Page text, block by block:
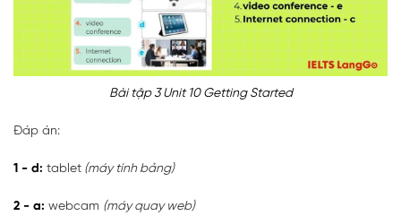
Bài tập 3 Unit 10 Getting Started
Đáp án:
1 - d: tablet (máy tính bảng)
2 - a: webcam (máy quay web)